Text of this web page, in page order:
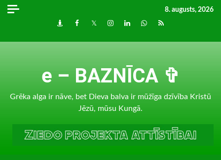
Skip
8. augusts, 2026
DraugiemFacebook
TwitterInstagram
LinkedInwhatsapp
RSS
e – BAZNĪCA ✞
Grēka alga ir nāve, bet Dieva balva ir mūžīga dzīvība Kristū
Jēzū, mūsu Kungā.